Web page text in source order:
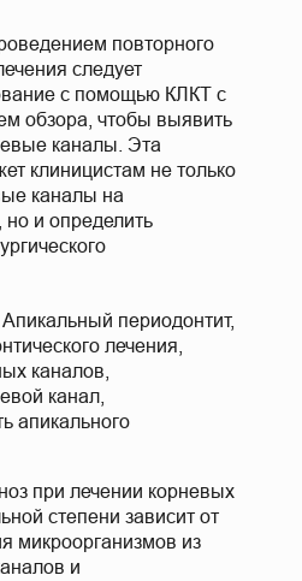
повторного
следует
с помощью КЛКТ с
обзора, чтобы выявить
каналы. Эта
клиницистам не только
каналы на
но и определить
Апикальный периодонтит,
лечения,
каналов,
канал,
апикального
при лечении корневых
степени зависит от
микроорганизмов из
и